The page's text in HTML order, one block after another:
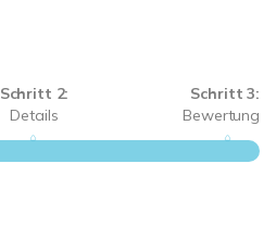
Schritt 2:
Details
Schritt 3:
Bewertung